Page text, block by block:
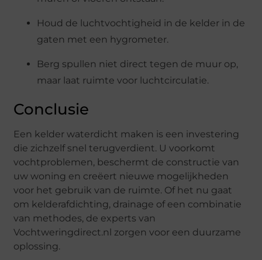
Houd de luchtvochtigheid in de kelder in de
gaten met een hygrometer.
Berg spullen niet direct tegen de muur op,
maar laat ruimte voor luchtcirculatie.
Conclusie
Een kelder waterdicht maken is een investering
die zichzelf snel terugverdient. U voorkomt
vochtproblemen, beschermt de constructie van
uw woning en creëert nieuwe mogelijkheden
voor het gebruik van de ruimte. Of het nu gaat
om kelderafdichting, drainage of een combinatie
van methodes, de experts van
Vochtweringdirect.nl zorgen voor een duurzame
oplossing.